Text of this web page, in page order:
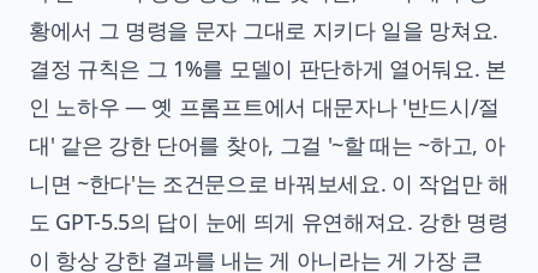
황에서 그 명령을 문자 그대로 지키다 일을 망쳐요.
결정 규칙은 그 1%를 모델이 판단하게 열어둬요. 본
인 노하우 — 옛 프롬프트에서 대문자나 '반드시/절
대' 같은 강한 단어를 찾아, 그걸 '~할 때는 ~하고, 아
니면 ~한다'는 조건문으로 바꿔보세요. 이 작업만 해
도 GPT-5.5의 답이 눈에 띄게 유연해져요. 강한 명령
이 항상 강한 결과를 내는 게 아니라는 게 가장 큰